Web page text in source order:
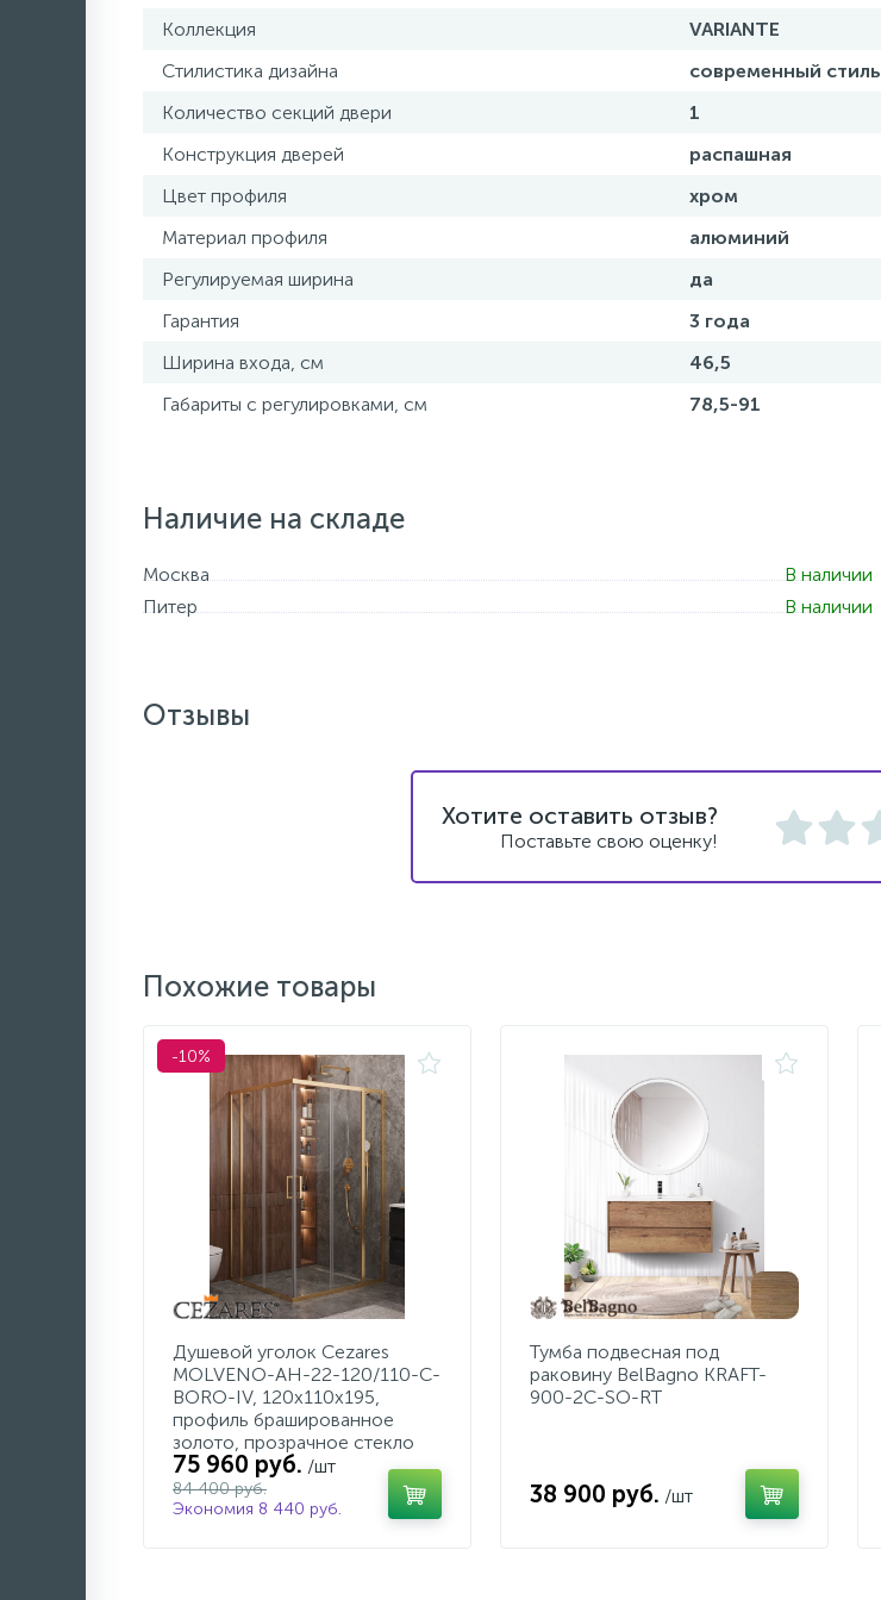
Коллекция
VARIANTE
Стилистика дизайна
современный стиль
Количество секций двери
1
Конструкция дверей
распашная
Цвет профиля
хром
Материал профиля
алюминий
Регулируемая ширина
да
Гарантия
3 года
Ширина входа, см
46,5
Габариты с регулировками, см
78,5-91
Наличие на складе
Москва
В наличии
Питер
В наличии
Отзывы
Хотите оставить отзыв?
Поставьте свою оценку!
Похожие товары
-10%
Душевой уголок Cezares
MOLVENO-AH-22-120/110-C-
BORO-IV, 120х110х195,
профиль брашированное
золото, прозрачное стекло
75 960 руб. /шт
84 400 руб.
Экономия 8 440 руб.
Тумба подвесная под
раковину BelBagno KRAFT-
900-2C-SO-RT
38 900 руб. /шт